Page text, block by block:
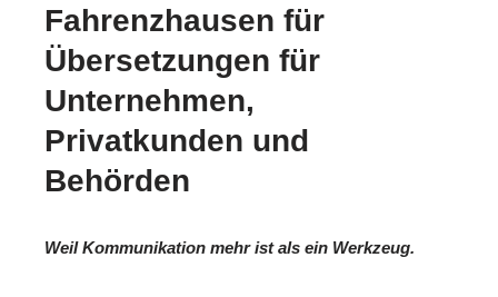
Fahrenzhausen für
Übersetzungen für
Unternehmen,
Privatkunden und
Behörden
Weil Kommunikation mehr ist als ein Werkzeug.